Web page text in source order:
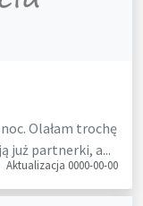
Olałam trochę
już partnerki, a...
Aktualizacja 0000-00-00